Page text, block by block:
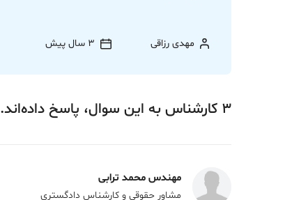
مهدی رزاقی 3 سال پیش
3 کارشناس به این سوال، پاسخ داده‌اند.
مهندس محمد ترابی
مشاور حقوقی و کارشناس دادگستری